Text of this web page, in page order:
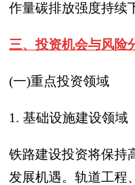
作量碳排放强度持续
三、投资机会与风险
(一)重点投资领域
1. 基础设施建设领域
铁路建设投资将保持
发展机遇。轨道工程